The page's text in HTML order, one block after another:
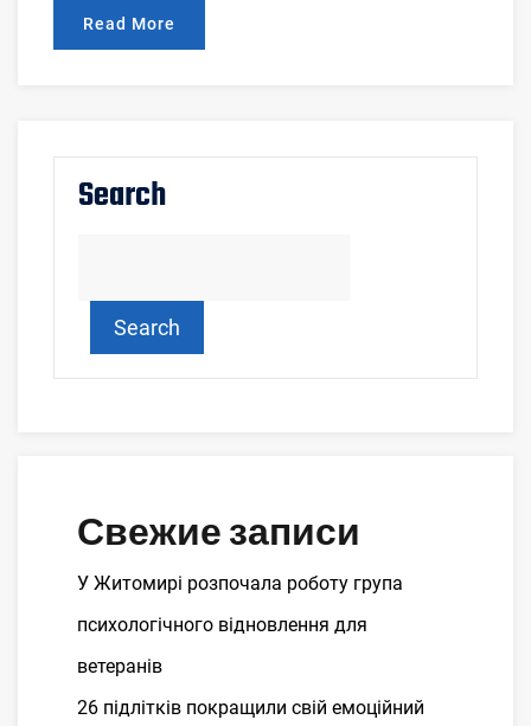
Read More
Search
Search
Свежие записи
У Житомирі розпочала роботу група
психологічного відновлення для
ветеранів
26 підлітків покращили свій емоційний